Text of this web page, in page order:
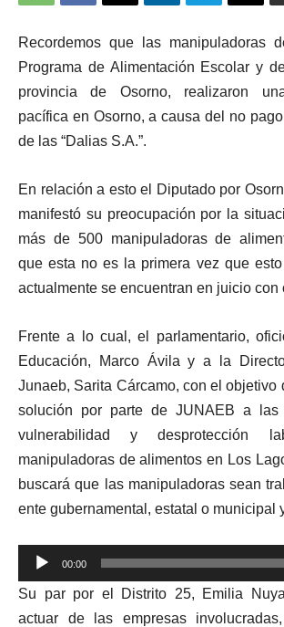
Recordemos que las manipuladoras
Programa de Alimentación Escolar y
provincia de Osorno, realizaron
pacífica en Osorno, a causa del no
de las “Dalias S.A.”.
En relación a esto el Diputado por
manifestó su preocupación por la
más de 500 manipuladoras de
que esta no es la primera vez que
actualmente se encuentran en juicio con
Frente a lo cual, el parlamentario,
Educación, Marco Ávila y a la
Junaeb, Sarita Cárcamo, con el objetivo
solución por parte de JUNAEB a las
vulnerabilidad y desprotección
manipuladoras de alimentos en Los
buscará que las manipuladoras sean
ente gubernamental, estatal o municipal
Reproductor
de
audio
00:00
Su par por el Distrito 25, Emilia
actuar de las empresas